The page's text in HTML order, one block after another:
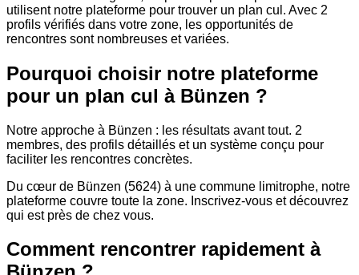
utilisent notre plateforme pour trouver un plan cul. Avec 2
profils vérifiés dans votre zone, les opportunités de
rencontres sont nombreuses et variées.
Pourquoi choisir notre plateforme
pour un plan cul à Bünzen ?
Notre approche à Bünzen : les résultats avant tout. 2
membres, des profils détaillés et un système conçu pour
faciliter les rencontres concrètes.
Du cœur de Bünzen (5624) à une commune limitrophe, notre
plateforme couvre toute la zone. Inscrivez-vous et découvrez
qui est près de chez vous.
Comment rencontrer rapidement à